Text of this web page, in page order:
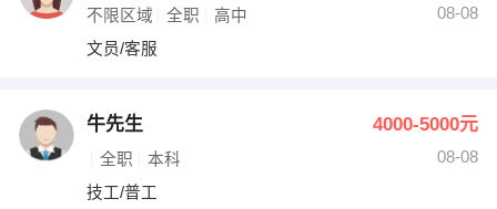
不限区域 全职 高中
08-08
文员/客服
牛先生 4000-5000元
全职 本科
08-08
技工/普工